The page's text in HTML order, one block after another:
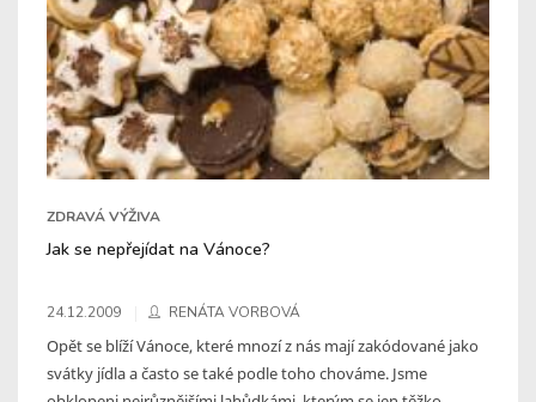
ZDRAVÁ VÝŽIVA
Jak se nepřejídat na Vánoce?
24.12.2009 RENÁTA VORBOVÁ
Opět se blíží Vánoce, které mnozí z nás mají zakódované jako
svátky jídla a často se také podle toho chováme. Jsme